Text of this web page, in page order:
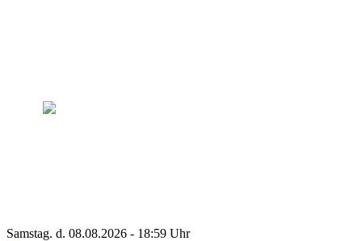
Samstag. d. 08.08.2026 - 18:59 Uhr